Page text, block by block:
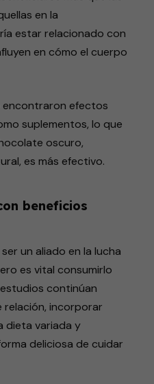
en la
estar relacionado con
en cómo el cuerpo
efectos
suplementos, lo que
oscuro,
es más efectivo.
beneficios
un aliado en la lucha
es vital consumirlo
continúan
incorporar
dieta variada y
deliciosa de cuidar